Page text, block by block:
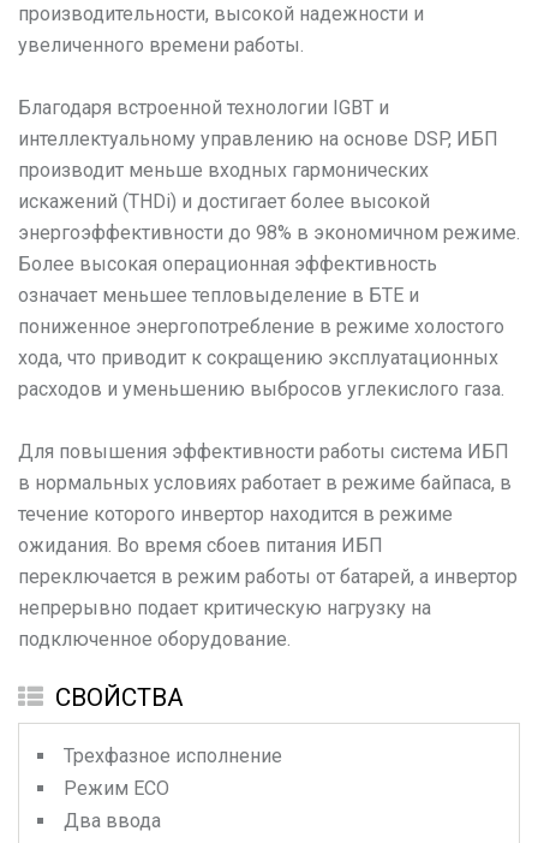
производительности, высокой надежности и
увеличенного времени работы.
Благодаря встроенной технологии IGBT и
интеллектуальному управлению на основе DSP, ИБП
производит меньше входных гармонических
искажений (THDi) и достигает более высокой
энергоэффективности до 98% в экономичном режиме.
Более высокая операционная эффективность
означает меньшее тепловыделение в БТЕ и
пониженное энергопотребление в режиме холостого
хода, что приводит к сокращению эксплуатационных
расходов и уменьшению выбросов углекислого газа.
Для повышения эффективности работы система ИБП
в нормальных условиях работает в режиме байпаса, в
течение которого инвертор находится в режиме
ожидания. Во время сбоев питания ИБП
переключается в режим работы от батарей, а инвертор
непрерывно подает критическую нагрузку на
подключенное оборудование.
СВОЙСТВА
Трехфазное исполнение
Режим ECO
Два ввода